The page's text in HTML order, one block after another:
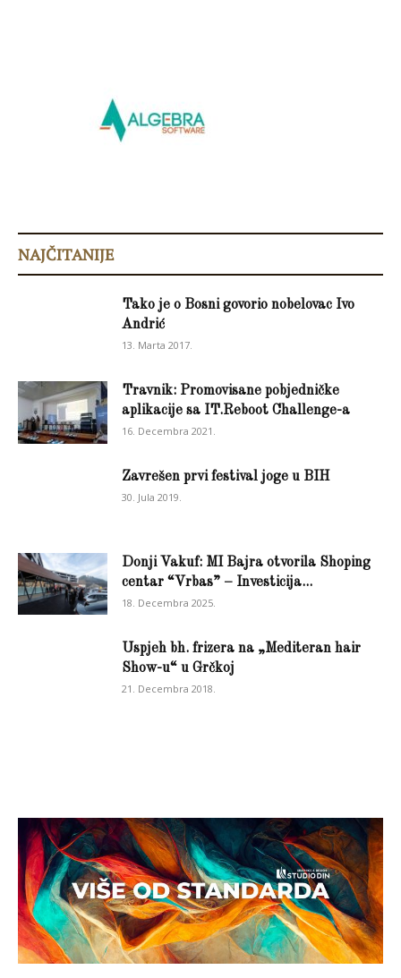
NAJČITANIJE
Tako je o Bosni govorio nobelovac Ivo
Andrić
13. Marta 2017.
Travnik: Promovisane pobjedničke
aplikacije sa IT.Reboot Challenge-a
16. Decembra 2021.
Zavrešen prvi festival joge u BIH
30. Jula 2019.
Donji Vakuf: MI Bajra otvorila Shoping
centar “Vrbas” – Investicija...
18. Decembra 2025.
Uspjeh bh. frizera na „Mediteran hair
Show-u“ u Grčkoj
21. Decembra 2018.